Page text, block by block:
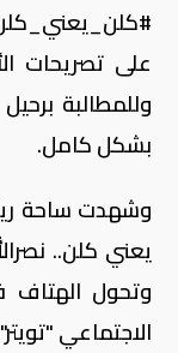
على تصريحات
وللمطالبة
بشكل كامل.
وشهدت ساحة
يعني كلن..
وتحول الهتاف
الاجتماعي